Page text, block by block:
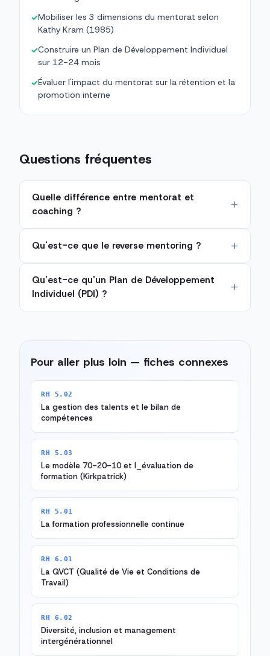
✓Mobiliser les 3 dimensions du mentorat selon
Kathy Kram (1985)
✓Construire un Plan de Développement Individuel
sur 12-24 mois
✓Évaluer l'impact du mentorat sur la rétention et la
promotion interne
Questions fréquentes
Quelle différence entre mentorat et
coaching ?
Qu'est-ce que le reverse mentoring ?
Qu'est-ce qu'un Plan de Développement
Individuel (PDI) ?
Pour aller plus loin — fiches connexes
RH 5.02
La gestion des talents et le bilan de
compétences
RH 5.03
Le modèle 70-20-10 et l_évaluation de
formation (Kirkpatrick)
RH 5.01
La formation professionnelle continue
RH 6.01
La QVCT (Qualité de Vie et Conditions de
Travail)
RH 6.02
Diversité, inclusion et management
intergénérationnel